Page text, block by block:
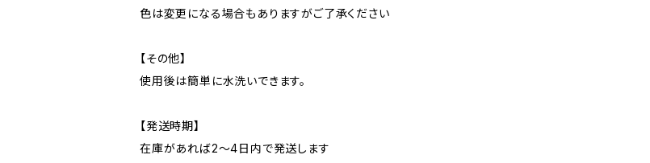
色は変更になる場合もありますがご了承ください
【その他】
使用後は簡単に水洗いできます。
【発送時期】
在庫があれば2～4日内で発送します